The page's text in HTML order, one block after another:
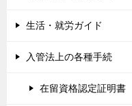
生活・就労ガイド
入管法上の各種手続
在留資格認定証明書